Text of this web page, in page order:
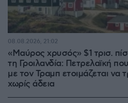
«Μαύρος χρυσός» $1 τρισ.
τη Γροιλανδία: Πετρελαϊκή
με τον Τραμπ ετοιμάζεται να
χωρίς άδεια
08.08.2026, 21:02